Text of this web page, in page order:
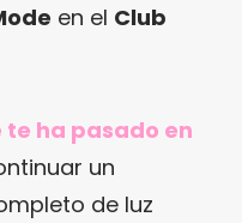
en el Club
te ha pasado en
un
de luz